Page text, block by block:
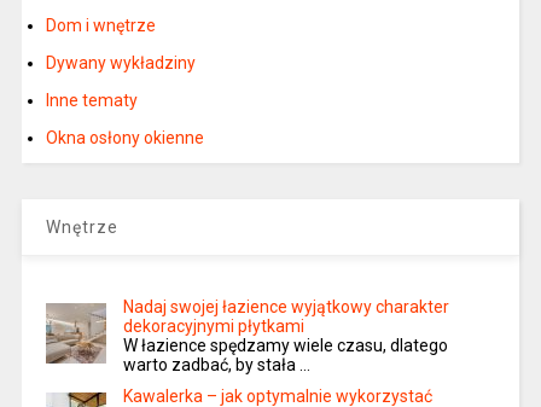
Dom i wnętrze
Dywany wykładziny
Inne tematy
Okna osłony okienne
Wnętrze
Nadaj swojej łazience wyjątkowy charakter
dekoracyjnymi płytkami
W łazience spędzamy wiele czasu, dlatego
warto zadbać, by stała …
Kawalerka – jak optymalnie wykorzystać